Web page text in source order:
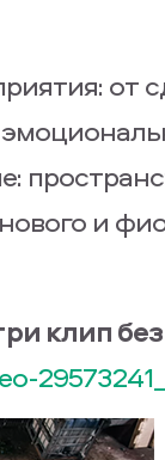
от
и
клип